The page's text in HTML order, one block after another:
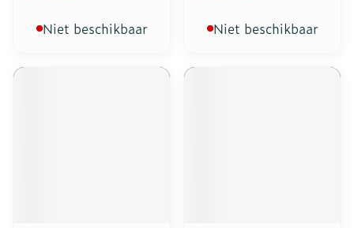
Niet beschikbaar Niet beschikbaar